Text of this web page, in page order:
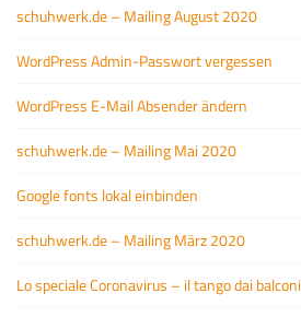
schuhwerk.de – Mailing August 2020
WordPress Admin-Passwort vergessen
WordPress E-Mail Absender ändern
schuhwerk.de – Mailing Mai 2020
Google fonts lokal einbinden
schuhwerk.de – Mailing März 2020
Lo speciale Coronavirus – il tango dai balconi